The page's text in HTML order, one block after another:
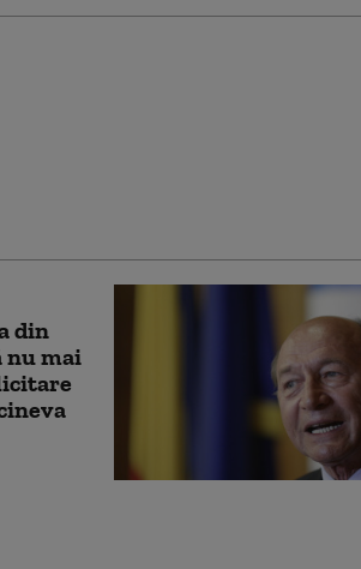
din
nu mai